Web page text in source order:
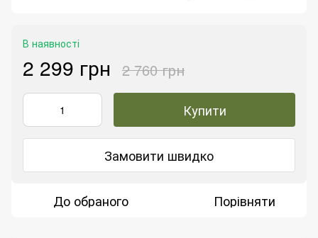
В наявності
2 299 грн 2 760 грн
Купити
Замовити швидко
До обраного Порівняти